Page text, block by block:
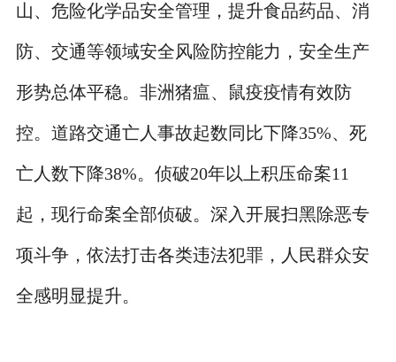
山、危险化学品安全管理，提升食品药品、消
防、交通等领域安全风险防控能力，安全生产
形势总体平稳。非洲猪瘟、鼠疫疫情有效防
控。道路交通亡人事故起数同比下降35%、死
亡人数下降38%。侦破20年以上积压命案11
起，现行命案全部侦破。深入开展扫黑除恶专
项斗争，依法打击各类违法犯罪，人民群众安
全感明显提升。